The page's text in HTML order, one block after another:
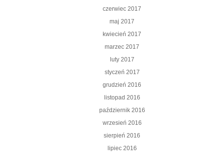
czerwiec 2017
maj 2017
kwiecień 2017
marzec 2017
luty 2017
styczeń 2017
grudzień 2016
listopad 2016
październik 2016
wrzesień 2016
sierpień 2016
lipiec 2016